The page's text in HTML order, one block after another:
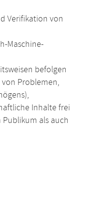
Verifikation von
Maschine-
befolgen
Problemen,
Inhalte frei
als auch